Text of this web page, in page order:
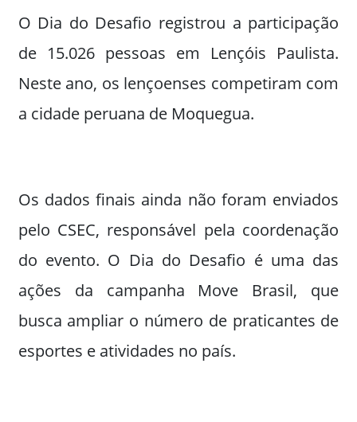
O Dia do Desafio registrou a participação
de 15.026 pessoas em Lençóis Paulista.
Neste ano, os lençoenses competiram com
a cidade peruana de Moquegua.
Os dados finais ainda não foram enviados
pelo CSEC, responsável pela coordenação
do evento. O Dia do Desafio é uma das
ações da campanha Move Brasil, que
busca ampliar o número de praticantes de
esportes e atividades no país.